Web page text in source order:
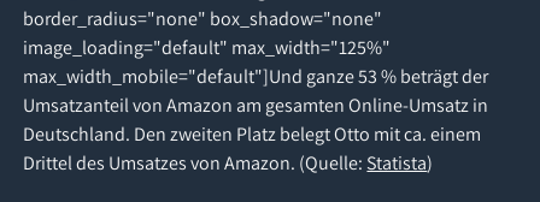
border_radius="none" box_shadow="none"
image_loading="default" max_width="125%"
max_width_mobile="default"]Und ganze 53 % beträgt der
Umsatzanteil von Amazon am gesamten Online-Umsatz in
Deutschland. Den zweiten Platz belegt Otto mit ca. einem
Drittel des Umsatzes von Amazon. (Quelle: Statista)